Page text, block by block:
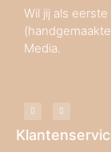
Wil jij als
Media.